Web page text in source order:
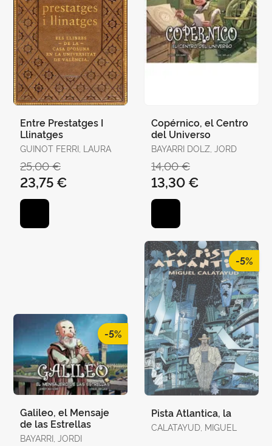
Entre Prestatges I
Llinatges
GUINOT FERRI, LAURA
25,00 €
23,75 €
Copérnico, el Centro
del Universo
BAYARRI DOLZ, JORD
14,00 €
13,30 €
-5%
Galileo, el Mensaje
de las Estrellas
BAYARRI, JORDI
-5%
Pista Atlantica, la
CALATAYUD, MIGUEL